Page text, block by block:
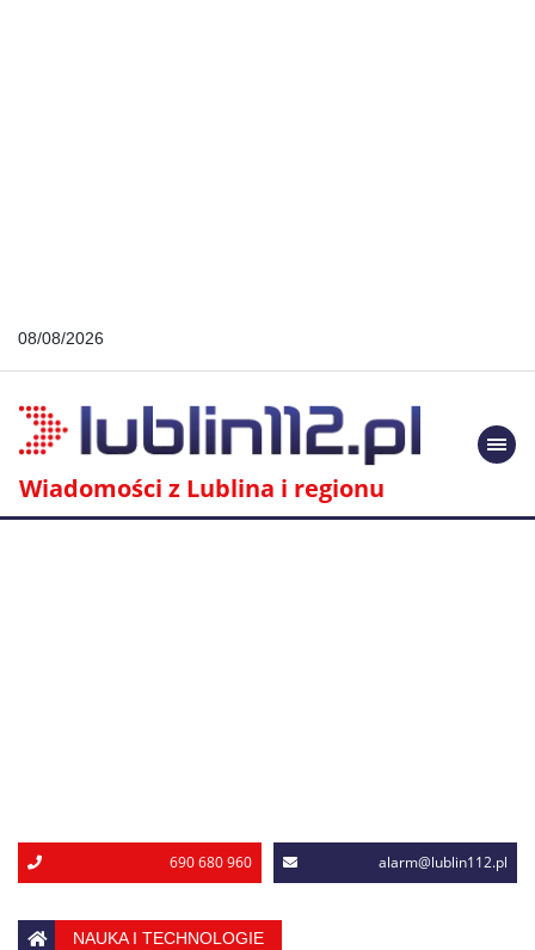
08/08/2026
Wiadomości z Lublina i regionu
690 680 960 alarm@lublin112.pl
NAUKA I TECHNOLOGIE